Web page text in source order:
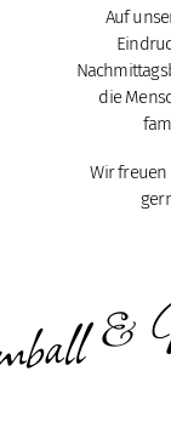
Auf
die
Wir freuen